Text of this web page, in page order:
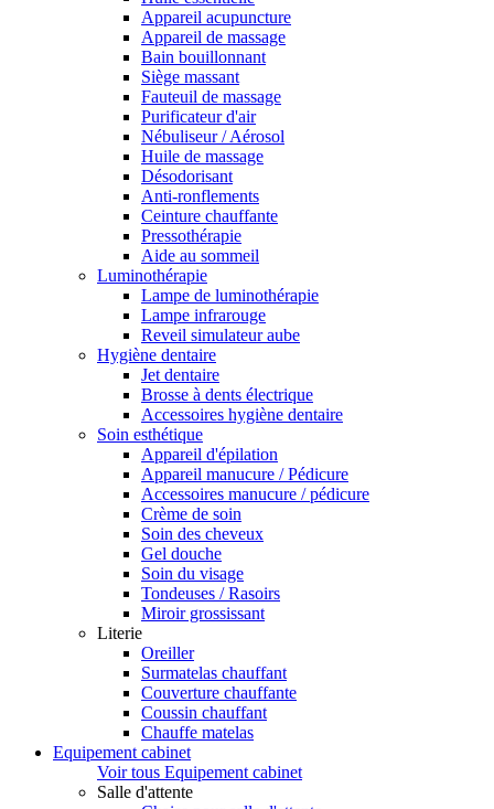
Appareil acupuncture
Appareil de massage
Bain bouillonnant
Siège massant
Fauteuil de massage
Purificateur d'air
Nébuliseur / Aérosol
Huile de massage
Désodorisant
Anti-ronflements
Ceinture chauffante
Pressothérapie
Aide au sommeil
Luminothérapie
Lampe de luminothérapie
Lampe infrarouge
Reveil simulateur aube
Hygiène dentaire
Jet dentaire
Brosse à dents électrique
Accessoires hygiène dentaire
Soin esthétique
Appareil d'épilation
Appareil manucure / Pédicure
Accessoires manucure / pédicure
Crème de soin
Soin des cheveux
Gel douche
Soin du visage
Tondeuses / Rasoirs
Miroir grossissant
Literie
Oreiller
Surmatelas chauffant
Couverture chauffante
Coussin chauffant
Chauffe matelas
Equipement cabinet
Voir tous Equipement cabinet
Salle d'attente